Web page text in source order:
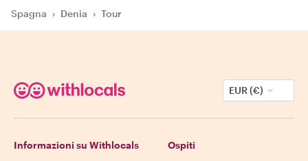
Spagna › Denia › Tour
EUR (€)
Informazioni su Withlocals Ospiti